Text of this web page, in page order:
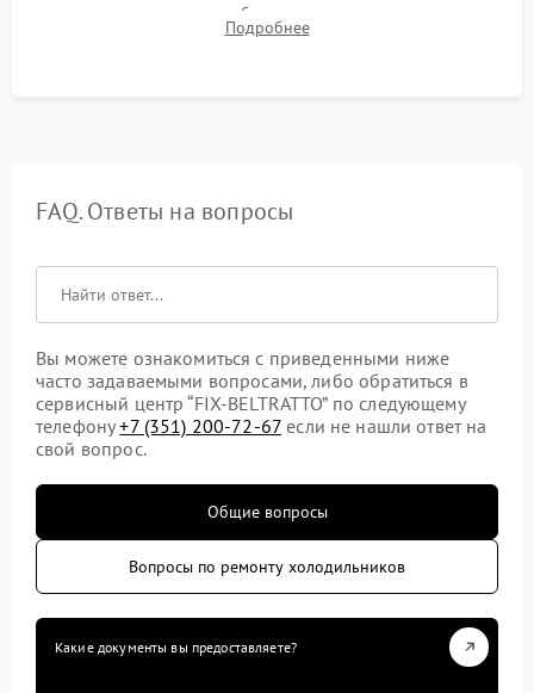
компрессора, отсутствия обмерзания стенок и корректного
срабатывания системы автоматической оттайки.
Подробнее
FAQ. Ответы на вопросы
Вы можете ознакомиться с приведенными ниже
часто задаваемыми вопросами, либо обратиться в
сервисный центр “FIX-BELTRATTO” по следующему
телефону+7 (351) 200-72-67 если не нашли ответ на
свой вопрос.
Общие вопросы
Вопросы по ремонту холодильников
Какие документы вы предоставляете?